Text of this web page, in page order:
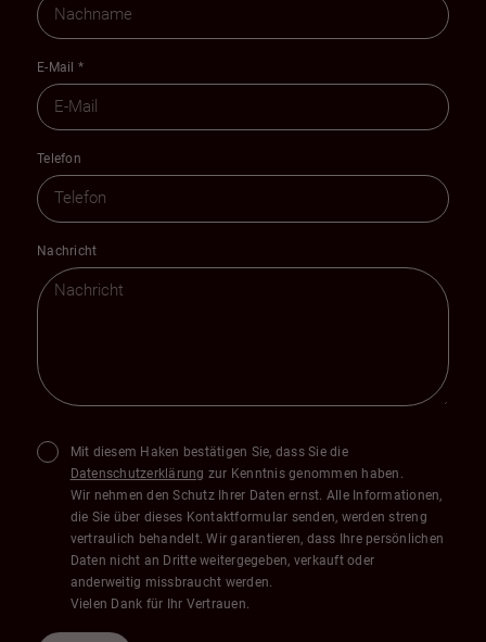
E-Mail *
Telefon
Nachricht
Mit diesem Haken bestätigen Sie, dass Sie die
Datenschutzerklärung zur Kenntnis genommen haben.
Wir nehmen den Schutz Ihrer Daten ernst. Alle Informationen,
die Sie über dieses Kontaktformular senden, werden streng
vertraulich behandelt. Wir garantieren, dass Ihre persönlichen
Daten nicht an Dritte weitergegeben, verkauft oder
anderweitig missbraucht werden.
Vielen Dank für Ihr Vertrauen.